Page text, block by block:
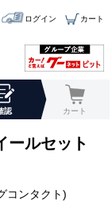
ログイン カート
認 カート
ールセット
コンタクト)